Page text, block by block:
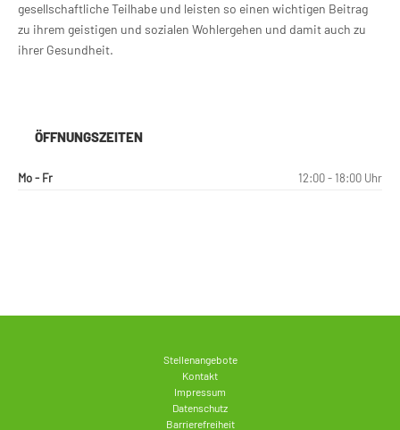
gesellschaftliche Teilhabe und leisten so einen wichtigen Beitrag
zu ihrem geistigen und sozialen Wohlergehen und damit auch zu
ihrer Gesundheit.
ÖFFNUNGSZEITEN
Mo - Fr 12:00 - 18:00 Uhr
Stellenangebote
Kontakt
Impressum
Datenschutz
Barrierefreiheit